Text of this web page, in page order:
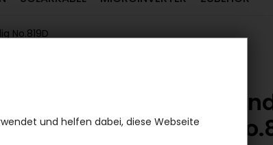
No.819D
6-teilig
und helfen dabei, diese Webseite